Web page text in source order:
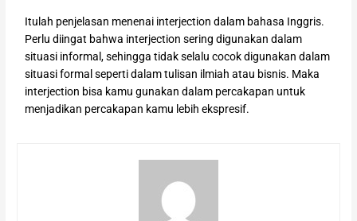
Itulah penjelasan menenai interjection dalam bahasa Inggris.
Perlu diingat bahwa interjection sering digunakan dalam
situasi informal, sehingga tidak selalu cocok digunakan dalam
situasi formal seperti dalam tulisan ilmiah atau bisnis. Maka
interjection bisa kamu gunakan dalam percakapan untuk
menjadikan percakapan kamu lebih ekspresif.